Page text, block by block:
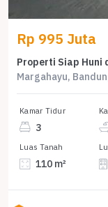
Rp 995 Juta
Properti Siap Huni
Margahayu,
Kamar Tidur
3
Luas Tanah
110 m²